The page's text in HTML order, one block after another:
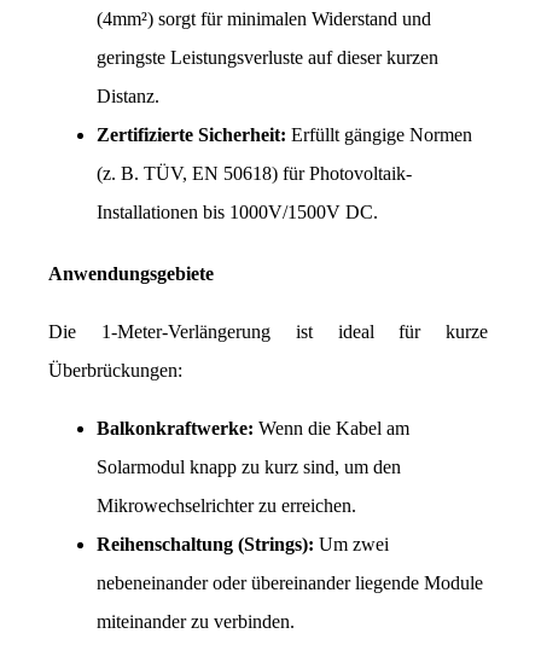
(4mm²) sorgt für minimalen Widerstand und
geringste Leistungsverluste auf dieser kurzen
Distanz.
Zertifizierte Sicherheit: Erfüllt gängige Normen
(z. B. TÜV, EN 50618) für Photovoltaik-
Installationen bis 1000V/1500V DC.
Anwendungsgebiete
Die 1-Meter-Verlängerung ist ideal für kurze
Überbrückungen:
Balkonkraftwerke: Wenn die Kabel am
Solarmodul knapp zu kurz sind, um den
Mikrowechselrichter zu erreichen.
Reihenschaltung (Strings): Um zwei
nebeneinander oder übereinander liegende Module
miteinander zu verbinden.